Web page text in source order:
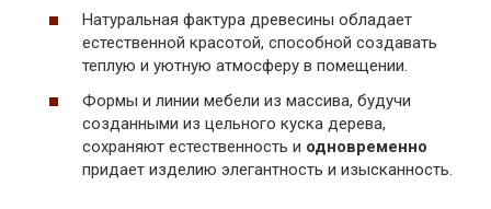
Натуральная фактура древесины обладает
естественной красотой, способной создавать
теплую и уютную атмосферу в помещении.
Формы и линии мебели из массива, будучи
созданными из цельного куска дерева,
сохраняют естественность и одновременно
придает изделию элегантность и изысканность.